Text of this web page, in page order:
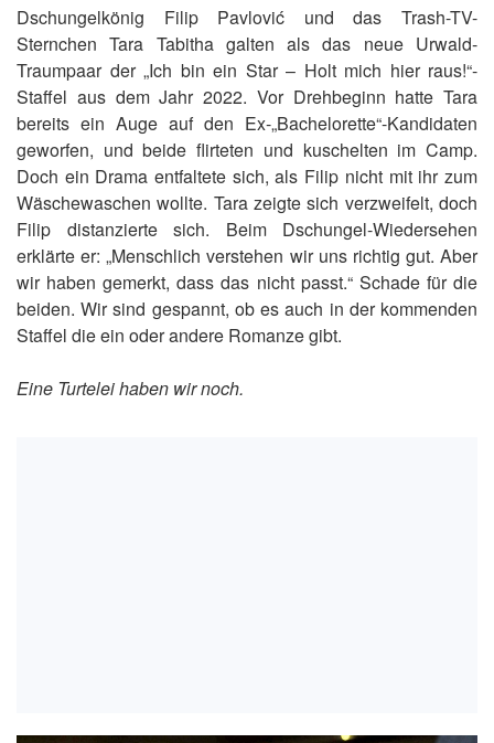
Dschungelkönig Filip Pavlović und das Trash-TV-
Sternchen Tara Tabitha galten als das neue Urwald-
Traumpaar der „Ich bin ein Star – Holt mich hier raus!“-
Staffel aus dem Jahr 2022. Vor Drehbeginn hatte Tara
bereits ein Auge auf den Ex-„Bachelorette“-Kandidaten
geworfen, und beide flirteten und kuschelten im Camp.
Doch ein Drama entfaltete sich, als Filip nicht mit ihr zum
Wäschewaschen wollte. Tara zeigte sich verzweifelt, doch
Filip distanzierte sich. Beim Dschungel-Wiedersehen
erklärte er: „Menschlich verstehen wir uns richtig gut. Aber
wir haben gemerkt, dass das nicht passt.“ Schade für die
beiden. Wir sind gespannt, ob es auch in der kommenden
Staffel die ein oder andere Romanze gibt.
Eine Turtelei haben wir noch.